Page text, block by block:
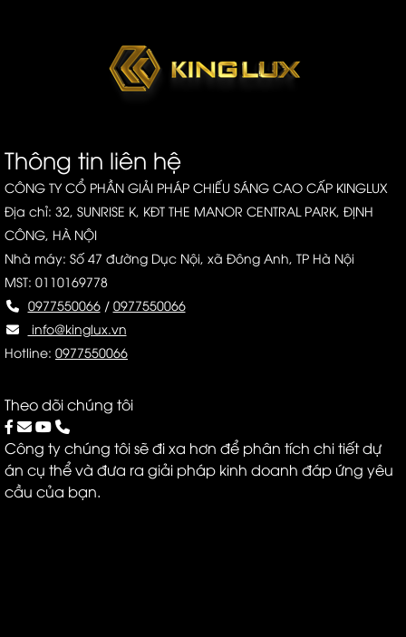
Thông tin liên hệ
CÔNG TY CỔ PHẦN GIẢI PHÁP CHIẾU SÁNG CAO CẤP KINGLUX
Địa chỉ: 32, SUNRISE K, KĐT THE MANOR CENTRAL PARK, ĐỊNH
CÔNG, HÀ NỘI
Nhà máy: Số 47 đường Dục Nội, xã Đông Anh, TP Hà Nội
MST: 0110169778
0977550066/ 0977550066
info@kinglux.vn
Hotline: 0977550066
Theo dõi chúng tôi
Công ty chúng tôi sẽ đi xa hơn để phân tích chi tiết dự
án cụ thể và đưa ra giải pháp kinh doanh đáp ứng yêu
cầu của bạn.